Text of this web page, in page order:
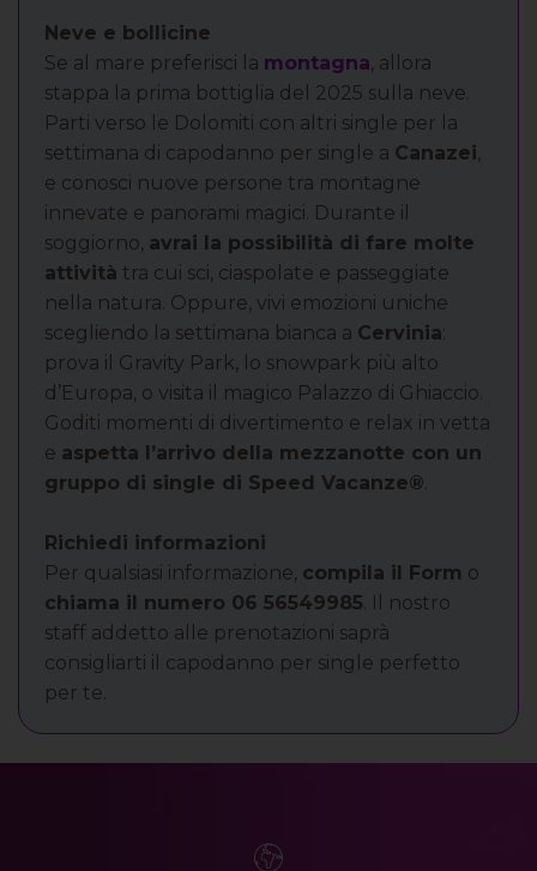
Neve e bollicine
Se al mare preferisci la montagna, allora
stappa la prima bottiglia del 2025 sulla neve.
Parti verso le Dolomiti con altri single per la
settimana di capodanno per single a Canazei,
e conosci nuove persone tra montagne
innevate e panorami magici. Durante il
soggiorno, avrai la possibilità di fare molte
attività tra cui sci, ciaspolate e passeggiate
nella natura. Oppure, vivi emozioni uniche
scegliendo la settimana bianca a Cervinia:
prova il Gravity Park, lo snowpark più alto
d’Europa, o visita il magico Palazzo di Ghiaccio.
Goditi momenti di divertimento e relax in vetta
e aspetta l’arrivo della mezzanotte con un
gruppo di single di Speed Vacanze®.
Richiedi informazioni
Per qualsiasi informazione, compila il Form o
chiama il numero 06 56549985. Il nostro
staff addetto alle prenotazioni saprà
consigliarti il capodanno per single perfetto
per te.